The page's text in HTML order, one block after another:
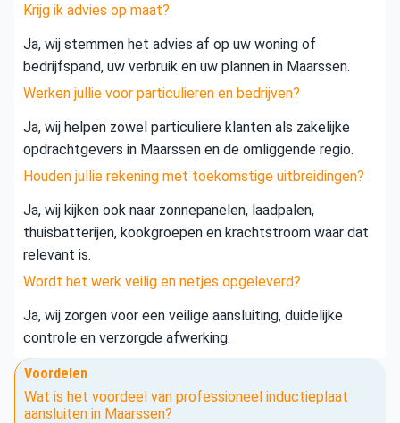
Krijg ik advies op maat?
Ja, wij stemmen het advies af op uw woning of
bedrijfspand, uw verbruik en uw plannen in Maarssen.
Werken jullie voor particulieren en bedrijven?
Ja, wij helpen zowel particuliere klanten als zakelijke
opdrachtgevers in Maarssen en de omliggende regio.
Houden jullie rekening met toekomstige uitbreidingen?
Ja, wij kijken ook naar zonnepanelen, laadpalen,
thuisbatterijen, kookgroepen en krachtstroom waar dat
relevant is.
Wordt het werk veilig en netjes opgeleverd?
Ja, wij zorgen voor een veilige aansluiting, duidelijke
controle en verzorgde afwerking.
Voordelen
Wat is het voordeel van professioneel inductieplaat
aansluiten in Maarssen?